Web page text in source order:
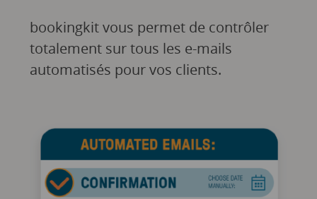
bookingkit vous permet de contrôler
totalement sur tous les e-mails
automatisés pour vos clients.